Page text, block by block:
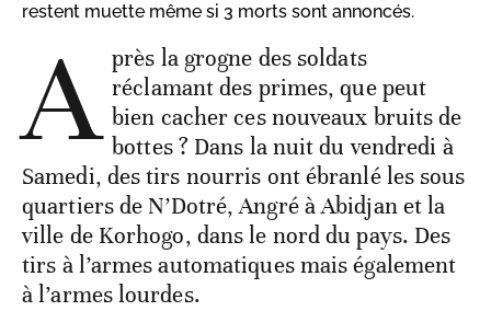
restent muette même si 3 morts sont annoncés.
A près la grogne des soldats
réclamant des primes, que peut
bien cacher ces nouveaux bruits de
bottes ? Dans la nuit du vendredi à
Samedi, des tirs nourris ont ébranlé les sous
quartiers de N’Dotré, Angré à Abidjan et la
ville de Korhogo, dans le nord du pays. Des
tirs à l’armes automatiques mais également
à l’armes lourdes.